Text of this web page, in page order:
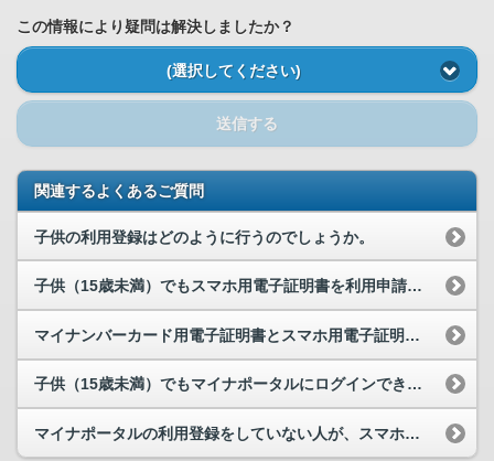
この情報により疑問は解決しましたか？
(選択してください)
送信する
関連するよくあるご質問
子供の利用登録はどのように行うのでしょうか。
子供（15歳未満）でもスマホ用電子証明書を利用申請できますか。
マイナンバーカード用電子証明書とスマホ用電子証明書の違い・関係はなんですか。
子供（15歳未満）でもマイナポータルにログインできますか？
マイナポータルの利用登録をしていない人が、スマホ用電子証明書を申請できるのでしょうか。